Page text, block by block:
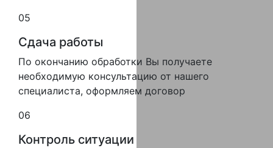
05
Сдача работы
По окончанию обработки Вы получаете
необходимую консультацию от нашего
специалиста, оформляем договор
06
Контроль ситуации